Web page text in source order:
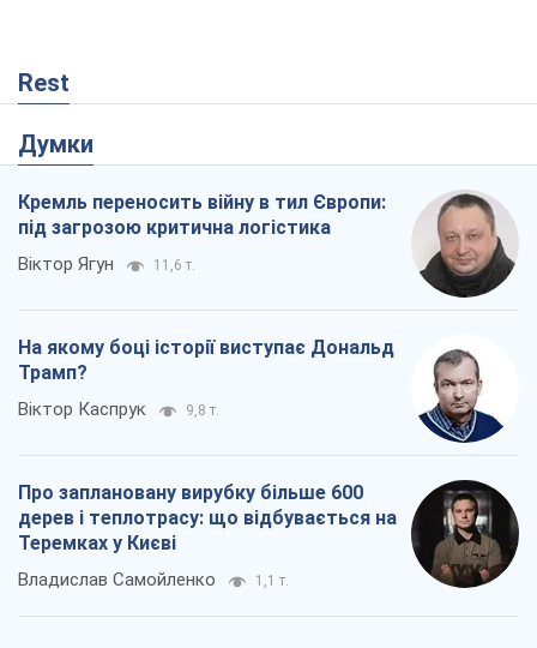
Rest
Думки
Кремль переносить війну в тил Європи:
під загрозою критична логістика
Віктор Ягун 11,6 т.
На якому боці історії виступає Дональд
Трамп?
Віктор Каспрук 9,8 т.
Про заплановану вирубку більше 600
дерев і теплотрасу: що відбувається на
Теремках у Києві
Владислав Самойленко 1,1 т.